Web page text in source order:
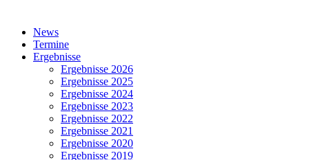
Close
Menu
News
Termine
Ergebnisse
Ergebnisse 2026
Ergebnisse 2025
Ergebnisse 2024
Ergebnisse 2023
Ergebnisse 2022
Ergebnisse 2021
Ergebnisse 2020
Ergebnisse 2019